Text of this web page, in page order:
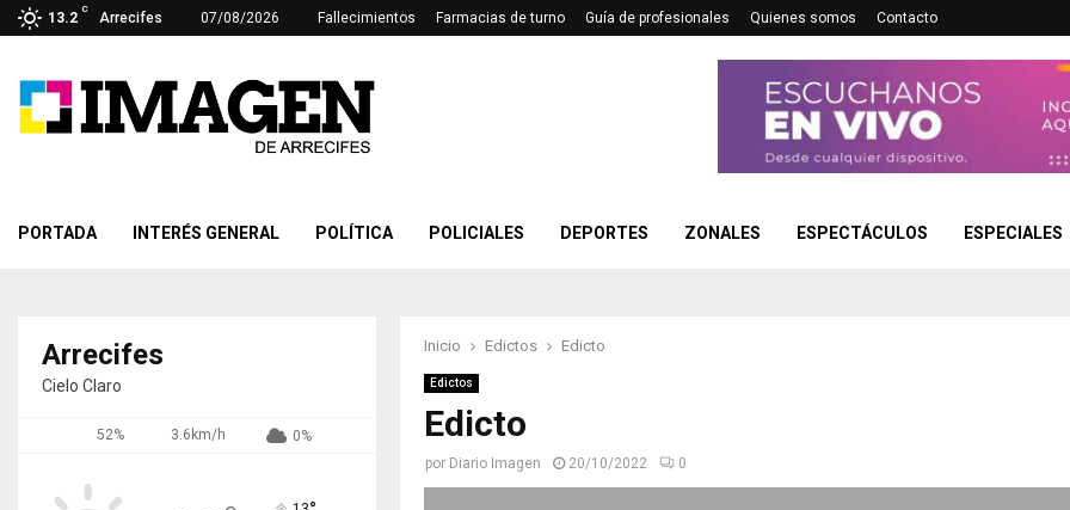
13.2
C
Arrecifes 07/08/2026 Fallecimientos Farmacias de turno Guía de profesionales Quienes somos Contacto
PORTADA INTERÉS GENERAL POLÍTICA POLICIALES DEPORTES ZONALES ESPECTÁCULOS ESPECIALES
Inicio Edictos Edicto
Edictos
Edicto
por Diario Imagen 20/10/2022 0
Arrecifes
Cielo Claro
52% 3.6km/h 0%